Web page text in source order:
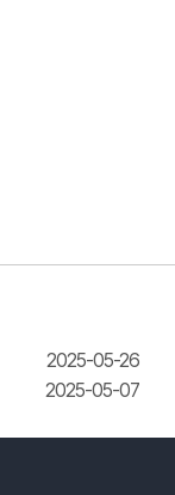
2025-05-26
2025-05-07